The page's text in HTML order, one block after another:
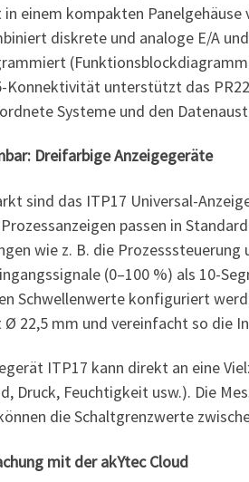
in einem kompakten
diskrete und analoge E/A
Konnektivität unterstützt das
Systeme und den
Dreifarbige Anzeigegeräte
sind das ITP17 Universal-
passen in
wie z. B. die
(0–100 %) als 10-
Schwellenwerte konfiguriert
22,5 mm und vereinfacht so die
ITP17 kann direkt an eine
Druck, Feuchtigkeit usw.). Die
die Schaltgrenzwerte
mit der akYtec Cloud